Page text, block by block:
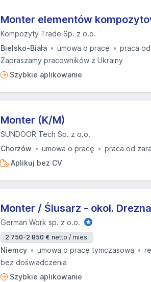
Monter elementów
Kompozyty Trade Sp. z o.o.
Bielsko-Biała
umowa o pracę praca
Zapraszamy pracowników z Ukrainy
Szybkie aplikowanie
Monter (K/M)
SUNDOOR Tech Sp. z o.o.
Chorzów
umowa o pracę praca od
Aplikuj bez CV
Monter / Ślusarz - okol.
German Work sp. z o.o.
2 750-2 850 € netto / mies.
Niemcy umowa o pracę tymczasową
bez doświadczenia
Szybkie aplikowanie